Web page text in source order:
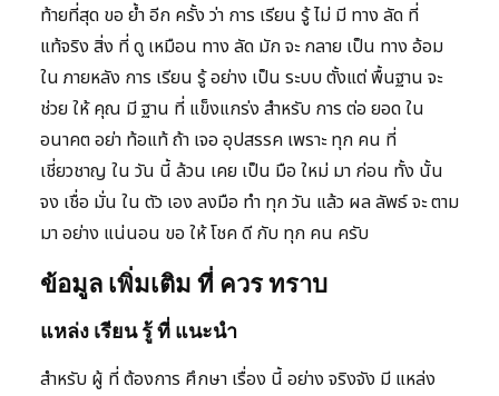
ท้ายที่สุด ขอ ย้ำ อีก ครั้ง ว่า การ เรียน รู้ ไม่ มี ทาง ลัด ที่
แท้จริง สิ่ง ที่ ดู เหมือน ทาง ลัด มัก จะ กลาย เป็น ทาง อ้อม
ใน ภายหลัง การ เรียน รู้ อย่าง เป็น ระบบ ตั้งแต่ พื้นฐาน จะ
ช่วย ให้ คุณ มี ฐาน ที่ แข็งแกร่ง สำหรับ การ ต่อ ยอด ใน
อนาคต อย่า ท้อแท้ ถ้า เจอ อุปสรรค เพราะ ทุก คน ที่
เชี่ยวชาญ ใน วัน นี้ ล้วน เคย เป็น มือ ใหม่ มา ก่อน ทั้ง นั้น
จง เชื่อ มั่น ใน ตัว เอง ลงมือ ทำ ทุก วัน แล้ว ผล ลัพธ์ จะ ตาม
มา อย่าง แน่นอน ขอ ให้ โชค ดี กับ ทุก คน ครับ
ข้อมูล เพิ่มเติม ที่ ควร ทราบ
แหล่ง เรียน รู้ ที่ แนะนำ
สำหรับ ผู้ ที่ ต้องการ ศึกษา เรื่อง นี้ อย่าง จริงจัง มี แหล่ง